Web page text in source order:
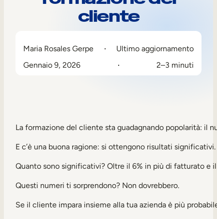
Onboarding dei dipendenti
Sviluppo delle competenze
Formazione frontline
Partner Enablement
Formazione per associazioni e membri
cliente
Maria Rosales Gerpe
Ultimo aggiornamento
Gennaio 9, 2026
2–3 minuti
La formazione del cliente sta guadagnando popolarità: il
E c’è una buona ragione: si ottengono risultati significativi.
Quanto sono significativi? Oltre il 6% in più di fatturato e
Questi numeri ti sorprendono? Non dovrebbero.
Se il cliente impara insieme alla tua azienda è più